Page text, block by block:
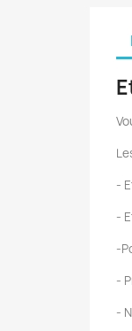
-
-
-
-
-